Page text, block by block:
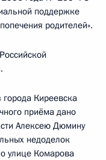
поддержке
родителей».
Киреевска
приёма дано
Алексею Дюмину
недоделок
улице Комарова